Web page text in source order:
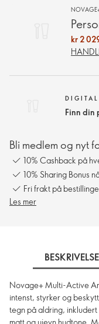
kr 2
Finn din
Bli medlem og nyt
10% Cashback på
10% Sharing Bonus
Fri frakt på
Les mer
BESKRIVELSE
Novage+ Multi-Active
intenst, styrker og
tegn på aldring,